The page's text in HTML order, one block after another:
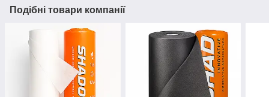
Подібні товари компанії